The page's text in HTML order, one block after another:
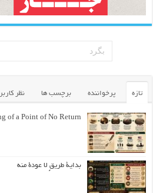
تازه پرخواننده برچسب ها نظر
of a Point of No Return
بداية طريقٍ لا عودة منه